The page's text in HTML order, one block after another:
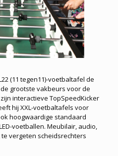
(11 tegen11)-voetbaltafel de
grootste vakbeurs voor de
interactieve TopSpeedKicker
hij XXL-voetbaltafels voor
hoogwaardige standaard
voetballen. Meubilair, audio,
vergeten scheidsrechters